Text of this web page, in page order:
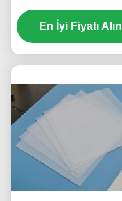
ağı
En İyi Fiyatı Alın